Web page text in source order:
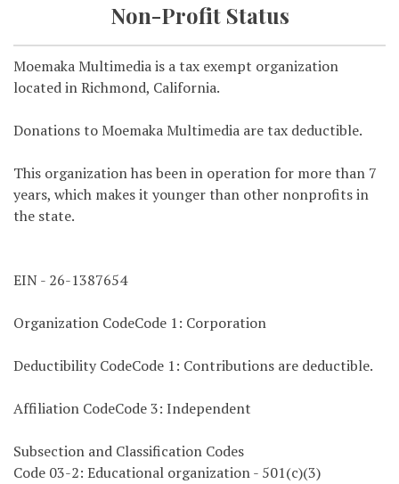
Non-Profit Status
Moemaka Multimedia is a tax exempt organization
located in Richmond, California.
Donations to Moemaka Multimedia are tax deductible.
This organization has been in operation for more than 7
years, which makes it younger than other nonprofits in
the state.
EIN - 26-1387654
Organization CodeCode 1: Corporation
Deductibility CodeCode 1: Contributions are deductible.
Affiliation CodeCode 3: Independent
Subsection and Classification Codes
Code 03-2: Educational organization - 501(c)(3)